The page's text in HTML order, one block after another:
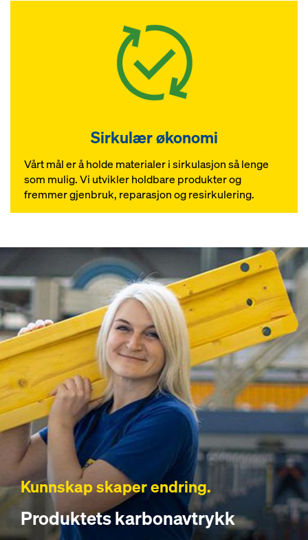
Sirkulær økonomi
Vårt mål er å holde materialer i sirkulasjon så lenge
som mulig. Vi utvikler holdbare produkter og
fremmer gjenbruk, reparasjon og resirkulering.
Kunnskap skaper endring.
Produktets karbonavtrykk